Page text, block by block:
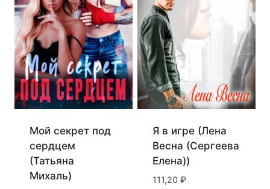
Мой секрет под
сердцем
(Татьяна
Михаль)
Я в игре (Лена
Весна (Сергеева
Елена))
111,20 ₽